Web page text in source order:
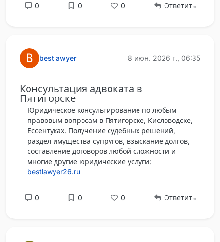
0 0 0 Ответить
B bestlawyer 8 июн. 2026 г., 06:35
Консультация адвоката в
Пятигорске
Юридическое консультирование по любым
правовым вопросам в Пятигорске, Кисловодске,
Ессентуках. Получение судебных решений,
раздел имущества супругов, взыскание долгов,
составление договоров любой сложности и
многие другие юридические услуги:
bestlawyer26.ru
0 0 0 Ответить